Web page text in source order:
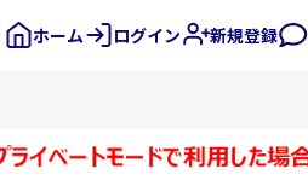
ホーム ログイン 新規登録